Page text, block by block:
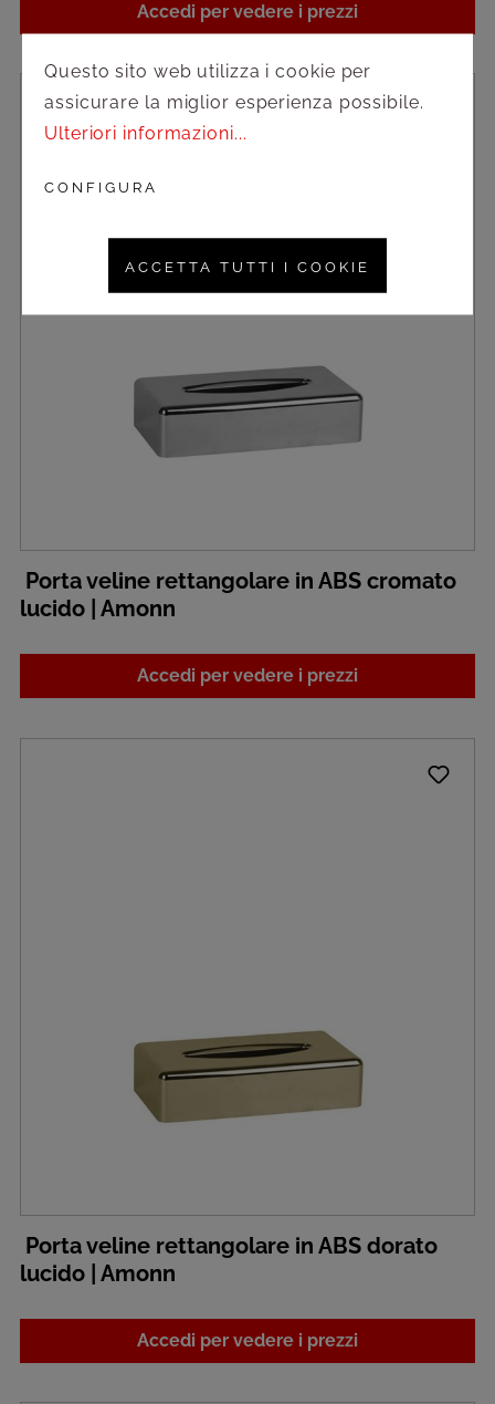
Accedi per vedere i prezzi
Porta veline rettangolare in ABS cromato
lucido | Amonn
Accedi per vedere i prezzi
Porta veline rettangolare in ABS dorato
lucido | Amonn
Accedi per vedere i prezzi
Questo sito web utilizza i cookie per
assicurare la miglior esperienza possibile.
Ulteriori informazioni...
CONFIGURA
ACCETTA TUTTI I COOKIE